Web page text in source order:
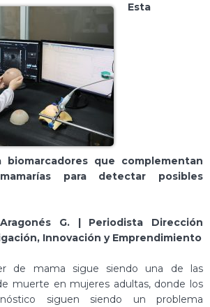
Esta
que complementan
para detectar posibles
G. | Periodista Dirección
Innovación y Emprendimiento
de mama sigue siendo una de las
muerte en mujeres adultas, donde los
siguen siendo un problema